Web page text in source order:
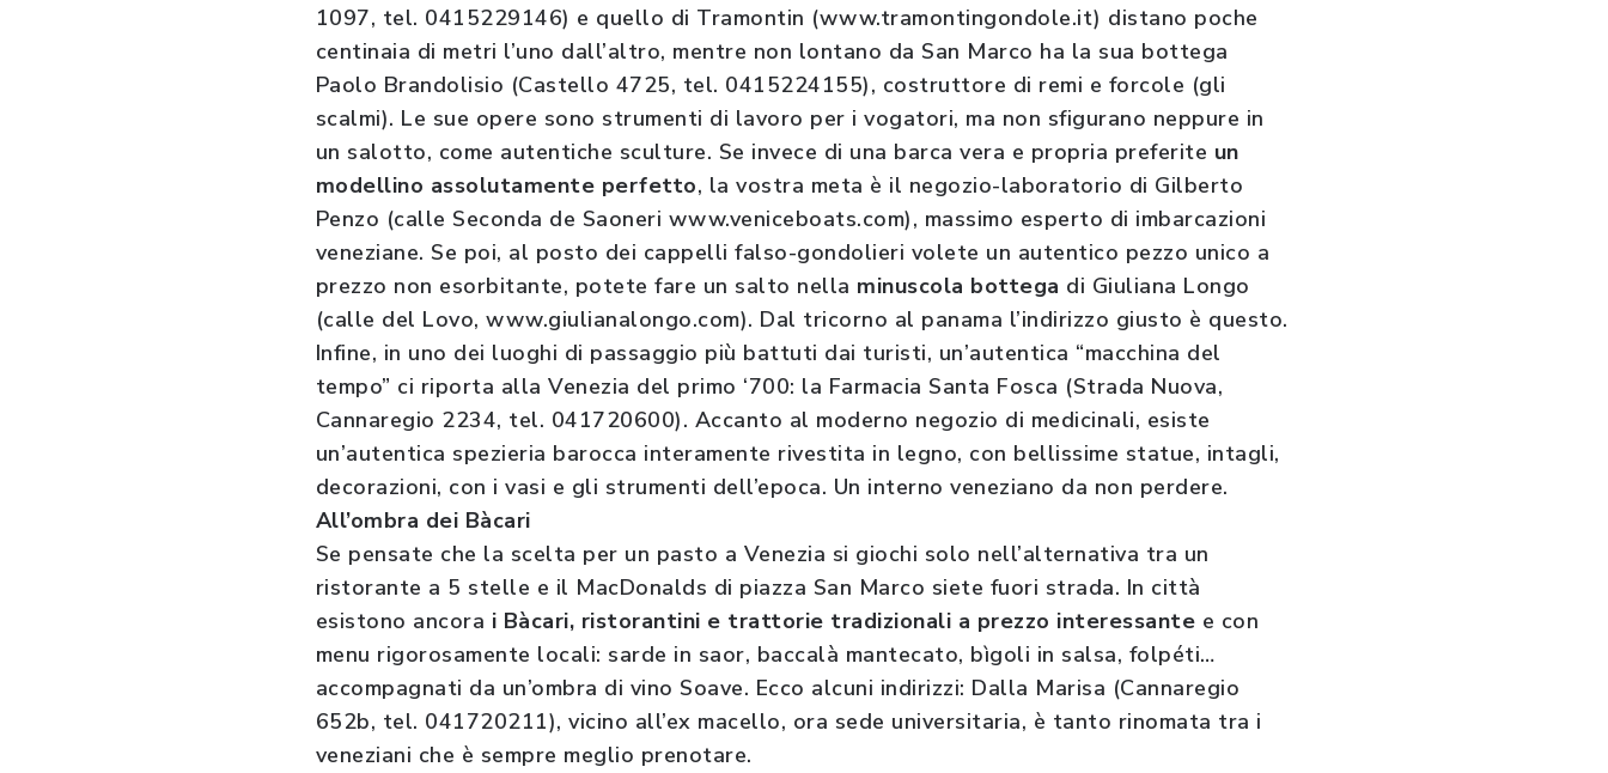
1097, tel. 0415229146) e quello di Tramontin (www.tramontingondole.it) distano poche
centinaia di metri l’uno dall’altro, mentre non lontano da San Marco ha la sua bottega
Paolo Brandolisio (Castello 4725, tel. 0415224155), costruttore di remi e forcole (gli
scalmi). Le sue opere sono strumenti di lavoro per i vogatori, ma non sfigurano neppure in
un salotto, come autentiche sculture. Se invece di una barca vera e propria preferite un
modellino assolutamente perfetto, la vostra meta è il negozio-laboratorio di Gilberto
Penzo (calle Seconda de Saoneri www.veniceboats.com), massimo esperto di imbarcazioni
veneziane. Se poi, al posto dei cappelli falso-gondolieri volete un autentico pezzo unico a
prezzo non esorbitante, potete fare un salto nella minuscola bottega di Giuliana Longo
(calle del Lovo, www.giulianalongo.com). Dal tricorno al panama l’indirizzo giusto è questo.
Infine, in uno dei luoghi di passaggio più battuti dai turisti, un’autentica “macchina del
tempo” ci riporta alla Venezia del primo ‘700: la Farmacia Santa Fosca (Strada Nuova,
Cannaregio 2234, tel. 041720600). Accanto al moderno negozio di medicinali, esiste
un’autentica spezieria barocca interamente rivestita in legno, con bellissime statue, intagli,
decorazioni, con i vasi e gli strumenti dell’epoca. Un interno veneziano da non perdere.
All’ombra dei Bàcari
Se pensate che la scelta per un pasto a Venezia si giochi solo nell’alternativa tra un
ristorante a 5 stelle e il MacDonalds di piazza San Marco siete fuori strada. In città
esistono ancora i Bàcari, ristorantini e trattorie tradizionali a prezzo interessante e con
menu rigorosamente locali: sarde in saor, baccalà mantecato, bìgoli in salsa, folpéti…
accompagnati da un’ombra di vino Soave. Ecco alcuni indirizzi: Dalla Marisa (Cannaregio
652b, tel. 041720211), vicino all’ex macello, ora sede universitaria, è tanto rinomata tra i
veneziani che è sempre meglio prenotare.